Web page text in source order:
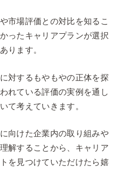
市場評価との対比を知るこ
ったキャリアプランが選択
ります。
対するもやもやの正体を探
れている評価の実例を通し
て考えていきます。
向けた企業内の取り組みや
解することから、キャリア
を見つけていただけたら嬉